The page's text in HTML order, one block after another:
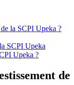
la SCPI Upeka ?
SCPI Upeka
Upeka ?
de